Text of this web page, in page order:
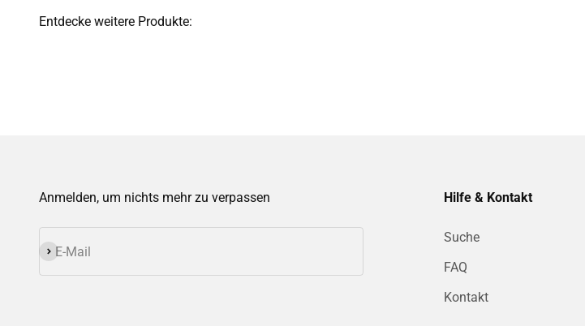
Anmelden, um nichts mehr zu verpassen
E-Mail
Abonnieren
Hilfe & Kontakt
Suche
FAQ
Kontakt